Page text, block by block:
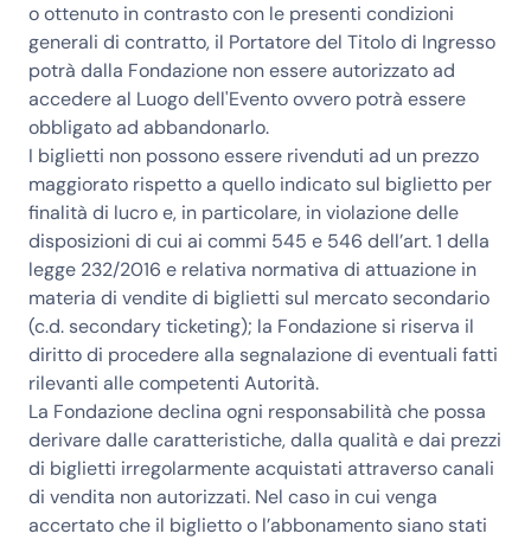
o ottenuto in contrasto con le presenti condizioni
generali di contratto, il Portatore del Titolo di Ingresso
potrà dalla Fondazione non essere autorizzato ad
accedere al Luogo dell'Evento ovvero potrà essere
obbligato ad abbandonarlo.
I biglietti non possono essere rivenduti ad un prezzo
maggiorato rispetto a quello indicato sul biglietto per
finalità di lucro e, in particolare, in violazione delle
disposizioni di cui ai commi 545 e 546 dell’art. 1 della
legge 232/2016 e relativa normativa di attuazione in
materia di vendite di biglietti sul mercato secondario
(c.d. secondary ticketing); la Fondazione si riserva il
diritto di procedere alla segnalazione di eventuali fatti
rilevanti alle competenti Autorità.
La Fondazione declina ogni responsabilità che possa
derivare dalle caratteristiche, dalla qualità e dai prezzi
di biglietti irregolarmente acquistati attraverso canali
di vendita non autorizzati. Nel caso in cui venga
accertato che il biglietto o l’abbonamento siano stati